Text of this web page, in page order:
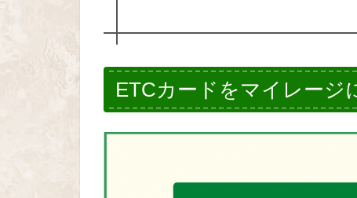
ETCカードをマイレージ